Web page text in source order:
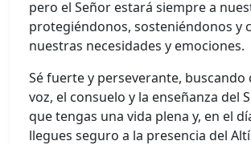
pero el Señor estará siempre a
protegiéndonos, sosteniéndonos y
nuestras necesidades y emociones.
Sé fuerte y perseverante, buscando
voz, el consuelo y la enseñanza del
que tengas una vida plena y, en el
llegues seguro a la presencia del